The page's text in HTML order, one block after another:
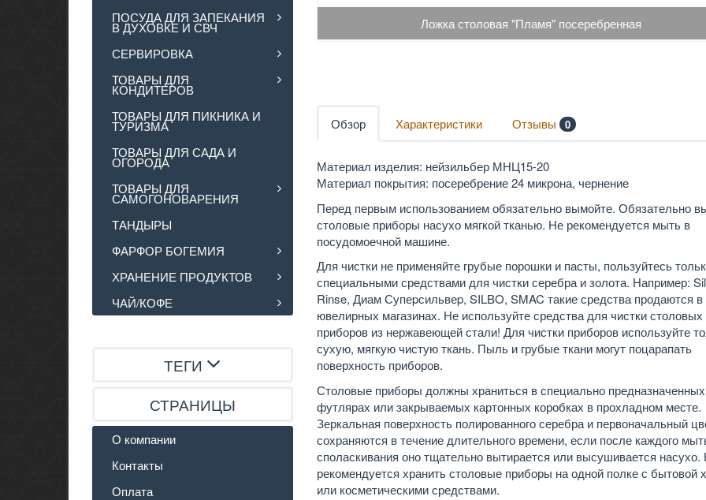
Ложка столовая "Пламя" посеребренная
Обзор Характеристики Отзывы 0
Материал изделия: нейзильбер МНЦ15-20
Материал покрытия: посеребрение 24 микрона, чернение
Перед первым использованием обязательно вымойте. Обязательно
столовые приборы насухо мягкой тканью. Не рекомендуется мыть в
посудомоечной машине.
Для чистки не применяйте грубые порошки и пасты, пользуйтесь
специальными средствами для чистки серебра и золота. Например:
Rinse, Диам Супеpсильвеp, SILBO, SMAC такие средства продаются в
ювелирных магазинах. Не используйте средства для чистки столовых
приборов из нержавеющей стали! Для чистки приборов используйте
сухую, мягкую чистую ткань. Пыль и грубые ткани могут поцарапать
поверхность приборов.
Столовые приборы должны храниться в специально предназначенных
футлярах или закрываемых картонных коробках в прохладном месте.
Зеркальная поверхность полированного серебра и первоначальный
сохраняются в течение длительного времени, если после каждого
споласкивания оно тщательно вытирается или высушивается насухо.
рекомендуется хранить столовые приборы на одной полке с бытовой
или косметическими средствами.
ПОСУДА ДЛЯ ЗАПЕКАНИЯ
В ДУХОВКЕ И СВЧ
СЕРВИРОВКА
ТОВАРЫ ДЛЯ
КОНДИТЕРОВ
ТОВАРЫ ДЛЯ ПИКНИКА И
ТУРИЗМА
ТОВАРЫ ДЛЯ САДА И
ОГОРОДА
ТОВАРЫ ДЛЯ
САМОГОНОВАРЕНИЯ
ТАНДЫРЫ
ФАРФОР БОГЕМИЯ
ХРАНЕНИЕ ПРОДУКТОВ
ЧАЙ/КОФЕ
ТЕГИ
СТРАНИЦЫ
О компании
Контакты
Оплата